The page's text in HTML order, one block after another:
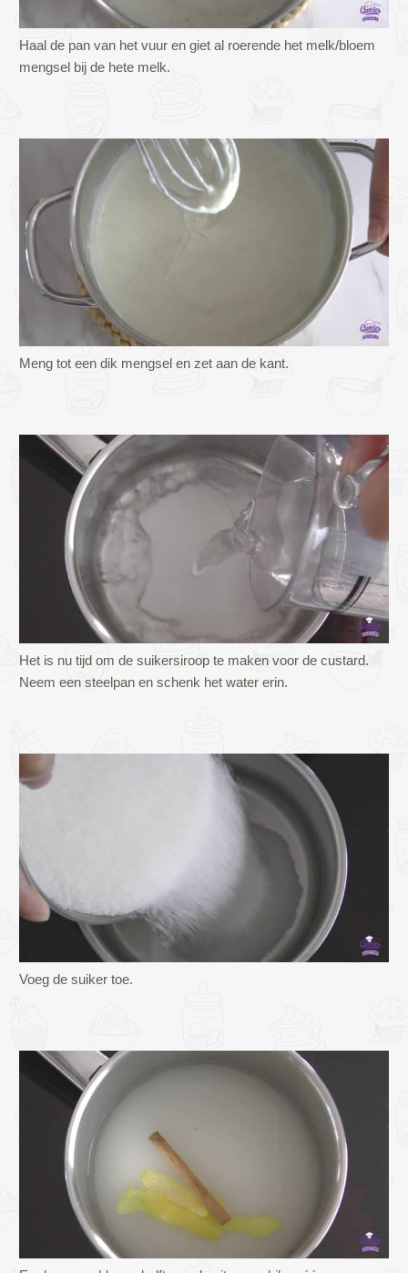
Haal de pan van het vuur en giet al roerende het melk/bloem
mengsel bij de hete melk.
Meng tot een dik mengsel en zet aan de kant.
Het is nu tijd om de suikersiroop te maken voor de custard.
Neem een steelpan en schenk het water erin.
Voeg de suiker toe.